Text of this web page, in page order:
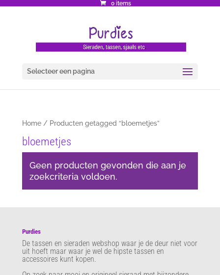
0 items
Selecteer een pagina
Home/ Producten getagged “bloemetjes”
bloemetjes
Geen producten gevonden die aan je
zoekcriteria voldoen.
Purdies
De tassen en sieraden webshop waar je de deur niet voor
uit hoeft maar waar je wel de hipste tassen en
accessoires kunt kopen.